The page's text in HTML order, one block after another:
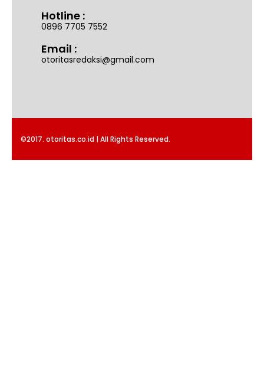
Hotline :
0896 7705 7552
Email :
otoritasredaksi@gmail.com
©2017. otoritas.co.id | All Rights Reserved.